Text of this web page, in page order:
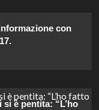
con
è pentita: “L’ho